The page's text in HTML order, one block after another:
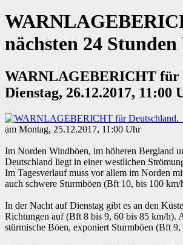
nächsten 24
WARNLAGEBERICHT für
Dienstag, 26.12.2017, 11:00
am Montag, 25.12.2017, 11:00 Uhr
Im Norden Windböen, im höheren Bergland
Deutschland liegt in einer westlichen
Im Tagesverlauf muss vor allem im Norden
auch schwere Sturmböen (Bft 10, bis 100
In der Nacht auf Dienstag gibt es an den
Richtungen auf (Bft 8 bis 9, 60 bis 85 km/h).
stürmische Böen, exponiert Sturmböen (Bft